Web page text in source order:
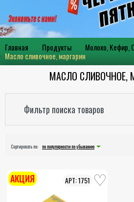
Главная Продукты
Молоко, Кефир,
Масло сливочное, маргарин
МАСЛО СЛИВОЧНОЕ,
Фильтр поиска товаров
Сортировать по: по популярности по убыванию
1751
АКЦИЯ